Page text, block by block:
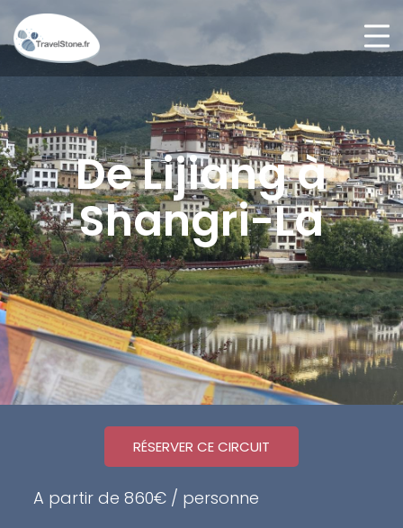
De Lijiang à
Shangri-La
RÉSERVER CE CIRCUIT
A partir de 860€ / personne